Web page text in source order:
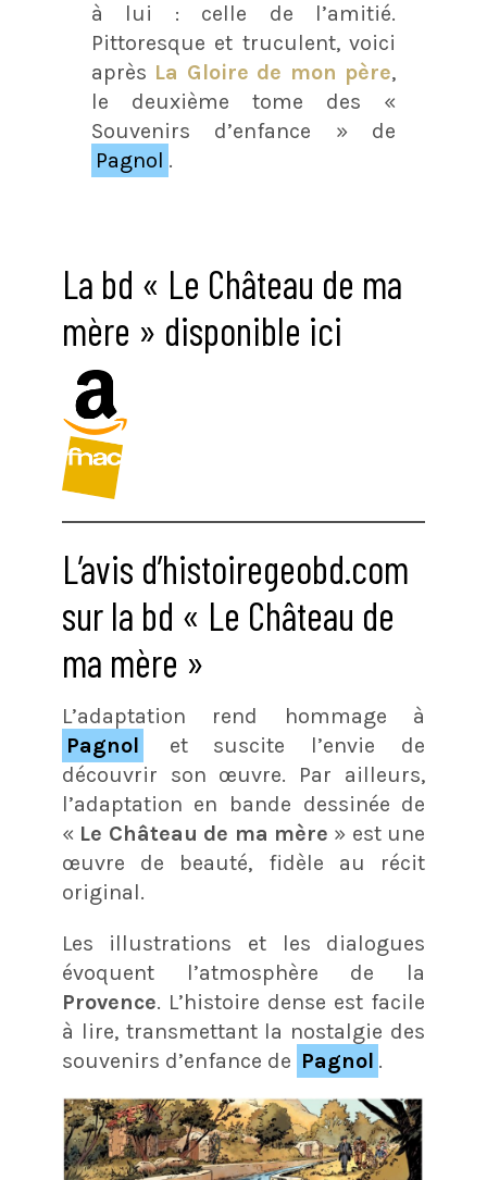
à lui : celle de l’amitié.
Pittoresque et truculent, voici
après La Gloire de mon père,
le deuxième tome des «
Souvenirs d’enfance » de
Pagnol .
La bd « Le Château de ma
mère » disponible ici
L’avis d’histoiregeobd.com
sur la bd « Le Château de
ma mère »
L’adaptation rend hommage à
Pagnol
et suscite l’envie de
découvrir son œuvre. Par ailleurs,
l’adaptation en bande dessinée de
« Le Château de ma mère » est une
œuvre de beauté, fidèle au récit
original.
Les illustrations et les dialogues
évoquent l’atmosphère de la
Provence. L’histoire dense est facile
à lire, transmettant la nostalgie des
souvenirs d’enfance de Pagnol .